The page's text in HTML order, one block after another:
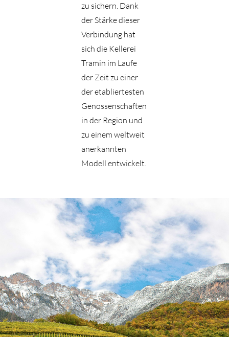
zu sichern. Dank
der Stärke dieser
Verbindung hat
sich die Kellerei
Tramin im Laufe
der Zeit zu einer
der etabliertesten
Genossenschaften
in der Region und
zu einem weltweit
anerkannten
Modell entwickelt.